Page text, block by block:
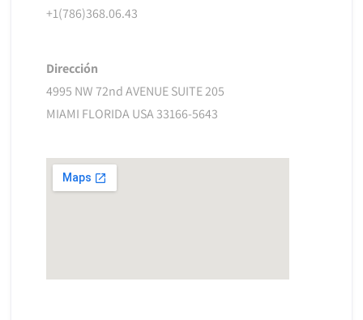
+1(786)368.06.43
Dirección
4995 NW 72nd AVENUE SUITE 205
MIAMI FLORIDA USA 33166-5643